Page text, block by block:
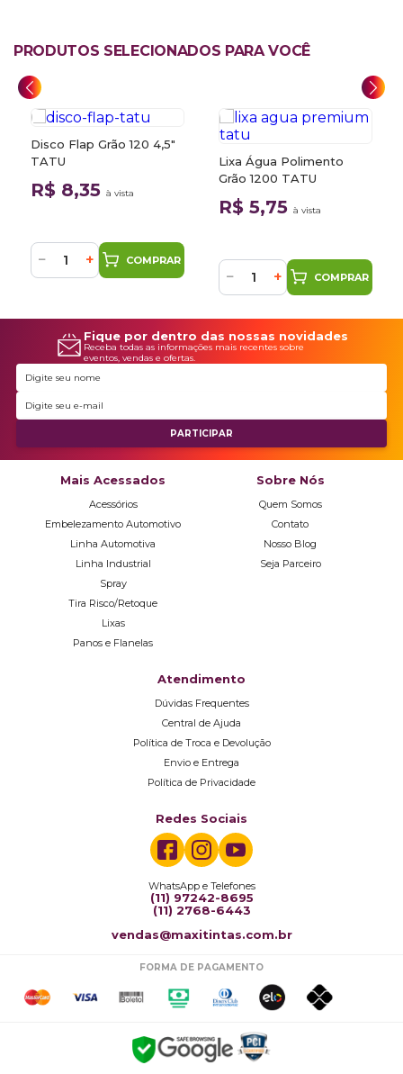
PRODUTOS SELECIONADOS PARA VOCÊ
Disco Flap Grão 120 4,5"
TATU
R$ 8,35 à vista
− + COMPRAR
Lixa Água Polimento
Grão 1200 TATU
R$ 5,75 à vista
− + COMPRAR
Fique por dentro das nossas novidades
Receba todas as informações mais recentes sobre
eventos, vendas e ofertas.
Mais Acessados
Acessórios
Embelezamento Automotivo
Linha Automotiva
Linha Industrial
Spray
Tira Risco/Retoque
Lixas
Panos e Flanelas
Sobre Nós
Quem Somos
Contato
Nosso Blog
Seja Parceiro
Atendimento
Dúvidas Frequentes
Central de Ajuda
Política de Troca e Devolução
Envio e Entrega
Política de Privacidade
Redes Sociais
WhatsApp e Telefones
(11) 97242-8695
(11) 2768-6443
vendas@maxitintas.com.br
FORMA DE PAGAMENTO